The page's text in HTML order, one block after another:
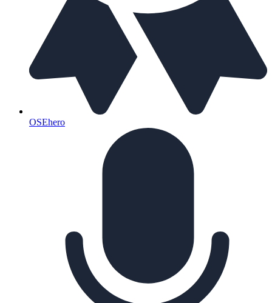
OSEhero